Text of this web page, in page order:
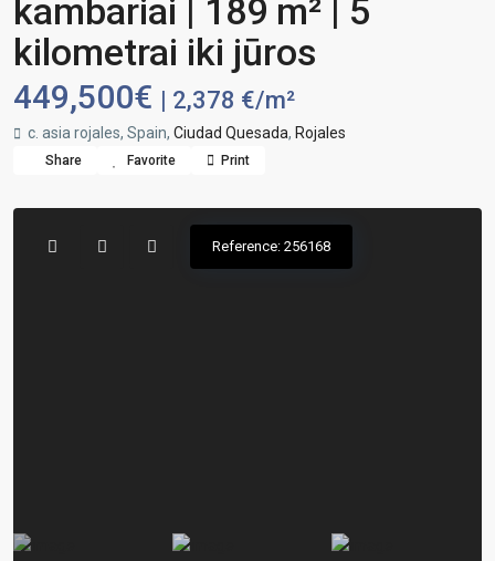
kambariai | 189 m² | 5
kilometrai iki jūros
449,500€ | 2,378 €/m²
c. asia rojales, Spain, Ciudad Quesada, Rojales
Share Favorite Print
Reference: 256168